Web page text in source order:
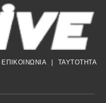
ΕΠΙΚΟΙΝΩΝΙΑ TAYTOTHTA